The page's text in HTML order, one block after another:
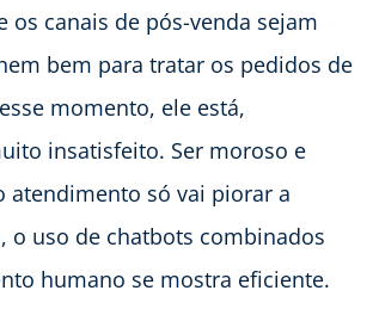
os canais de pós-venda sejam
bem para tratar os pedidos de
momento, ele está,
insatisfeito. Ser moroso e
atendimento só vai piorar a
o uso de chatbots combinados
humano se mostra eficiente.